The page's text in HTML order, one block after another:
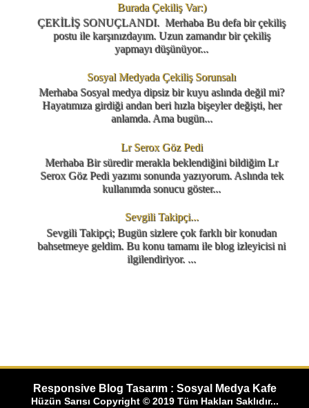
Burada Çekiliş Var:)
ÇEKİLİŞ SONUÇLANDI. Merhaba Bu defa bir çekiliş
postu ile karşınızdayım. Uzun zamandır bir çekiliş
yapmayı düşünüyor...
Sosyal Medyada Çekiliş Sorunsalı
Merhaba Sosyal medya dipsiz bir kuyu aslında değil mi?
Hayatımıza girdiği andan beri hızla bişeyler değişti, her
anlamda. Ama bugün...
Lr Serox Göz Pedi
Merhaba Bir süredir merakla beklendiğini bildiğim Lr
Serox Göz Pedi yazımı sonunda yazıyorum. Aslında tek
kullanımda sonucu göster...
Sevgili Takipçi...
Sevgili Takipçi; Bugün sizlere çok farklı bir konudan
bahsetmeye geldim. Bu konu tamamı ile blog izleyicisi ni
ilgilendiriyor. ...
Responsive Blog Tasarım : Sosyal Medya Kafe
Hüzün Sarısı Copyright © 2019 Tüm Hakları Saklıdır...